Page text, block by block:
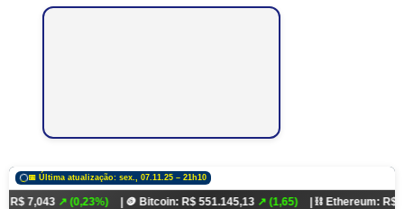
📅 Última atualização: sex., 07.11.25 – 21h10
(0,23%) | 🪙 Bitcoin: R$ 551.145,13↗ (1,65) | ⛓️ Ethereum: R$ 18.321,93↗